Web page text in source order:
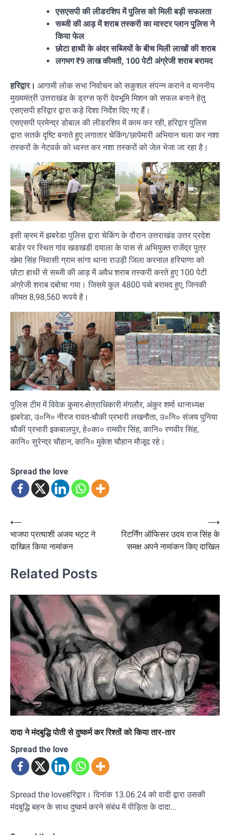
एसएसपी की लीडरशिप में पुलिस को मिली बड़ी सफलता
सब्जी की आड़ में शराब तस्करी का मास्टर प्लान पुलिस ने
किया फेल
छोटा हाथी के अंदर सब्जियों के बीच मिली लाखों की शराब
लगभग ₹9 लाख कीमती, 100 पेटी अंग्रेजी शराब बरामद
हरिद्वार। आगामी लोक सभा निर्वाचन को सकुशल संपन्न कराने व माननीय
मुख्यमंत्री उत्तराखंड के ड्रग्स फ्री देवभूमि मिशन को सफल बनाने हेतु
एसएसपी हरिद्वार द्वारा कड़े दिशा निर्देश दिए गए हैं।
एसएसपी प्रमेन्द्र डोबाल की लीडरशिप में काम कर रही, हरिद्वार पुलिस
द्वारा सतर्क दृष्टि बनाते हुए लगातार चेकिंग/छापेमारी अभियान चला कर नशा
तस्करों के नेटवर्क को ध्वस्त कर नशा तस्करों को जेल भेजा जा रहा है।
इसी क्रम में झबरेडा पुलिस द्वारा चेकिंग के दौरान उत्तराखंड उत्तर प्रदेश
बार्डर पर स्थित गांव खडखडी दयाला के पास से अभियुक्त राजेंद्र पुत्र
खेमा सिंह निवासी ग्राम सांगा थाना राउड़ी जिला करनाल हरियाणा को
छोटा हाथी से सब्जी की आड़ में अवैध शराब तस्करी करते हुए 100 पेटी
अंग्रेजी शराब दबोचा गया। जिसमे कुल 4800 पव्वे बरामद हुए, जिनकी
कीमत 8,98,560 रूपये है।
पुलिस टीम में विवेक कुमार-क्षेत्राधिकारी मंगलौर, अंकुर शर्मा थानाध्यक्ष
झबरेडा, उ०नि० नीरज रावत-चौकी प्रभारी लखनौता, उ०नि० संजय पुनिया
चौकी प्रभारी इकबालपुर, हे०का० रामवीर सिंह, कानि० रणवीर सिंह,
कानि० सुरेन्द्र चौहान, कानि० मुकेश चौहान मौजूद रहे।
Spread the love
Post
navigation
⟵
भाजपा प्रत्याशी अजय भट्ट ने
दाखिल किया नामांकन
रिटर्निंग ऑफिसर उदय राज सिंह के
समक्ष अपने नामांकन किए दाखिल
⟶
Related Posts
दादा ने मंदबुद्धि पोती से दुष्कर्म कर रिश्तों को किया तार-तार
Spread the love
Spread the loveहरिद्वार। दिनांक 13.06.24 को वादी द्वारा उसकी
मंदबुद्धि बहन के साथ दुष्कर्म करने संबंध में पीड़िता के दादा…